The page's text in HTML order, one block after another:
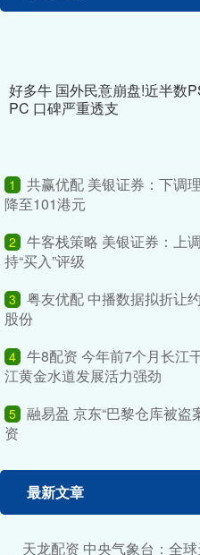
好多牛 国外民意崩盘!近半数
PC 口碑严重透支
1
共赢优配 美银证券：下调
降至101港元
2
牛客栈策略 美银证券：上
持“买入”评级
3
粤友优配 中播数据拟折让
股份
4 牛8配资 今年前7个月长江
江黄金水道发展活力强劲
5 融易盈 京东“巴黎仓库被盗
资
最新文章
天龙配资 中央气象台：全